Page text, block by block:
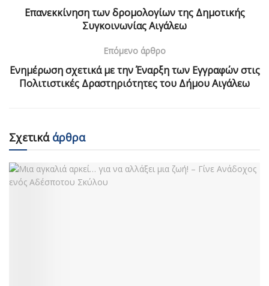
Επανεκκίνηση των δρομολογίων της Δημοτικής
Συγκοινωνίας Αιγάλεω
Επόμενο άρθρο
Ενημέρωση σχετικά με την Έναρξη των Εγγραφών στις
Πολιτιστικές Δραστηριότητες του Δήμου Αιγάλεω
Σχετικάάρθρα